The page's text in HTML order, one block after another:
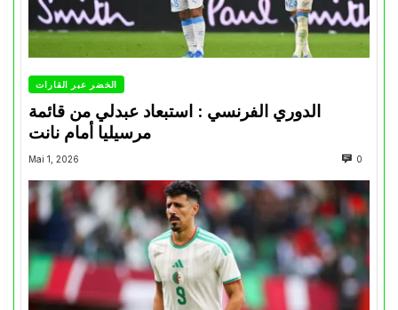
الخضر عبر القارات
الدوري الفرنسي : استبعاد عبدلي من قائمة
مرسيليا أمام نانت
Mai 1, 2026 0